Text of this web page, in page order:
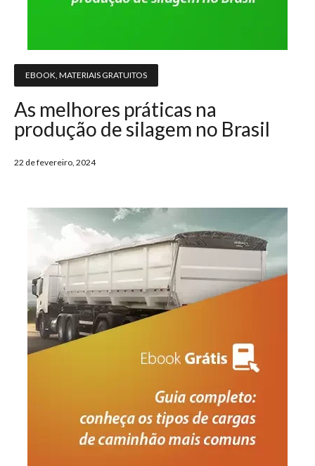
EBOOK MATERIAIS GRATUITOS
As melhores práticas na
produção de silagem no Brasil
22 de fevereiro, 2024